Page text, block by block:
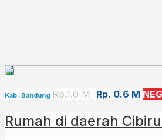
Kab. Bandung Rp.1.0 M Rp. 0.6 M
Rumah di daerah